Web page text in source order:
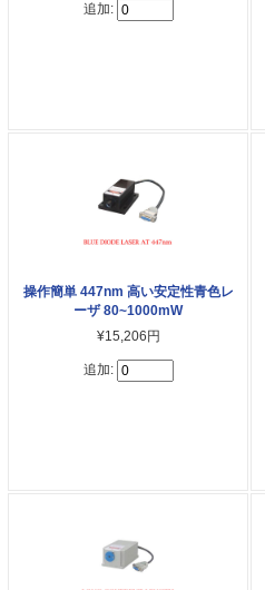
追加:
操作簡単 447nm 高い安定性青色レ
ーザ 80~1000mW
¥15,206円
追加: